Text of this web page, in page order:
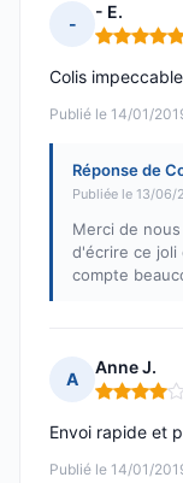
-
- E.
Note : 5
Publié le 14/01/
Colis
Réponse de
Publiée le 13/06/
Merci de
d'écrire ce joli
compte
A
Anne J.
Note : 4
Publié le 14/01/
Envoi rapide et